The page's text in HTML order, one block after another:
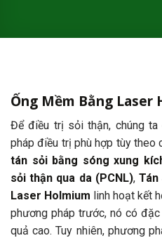
Ống Mềm Bằng Laser
Để điều trị sỏi thận, chúng
pháp điều trị phù hợp tùy theo
tán sỏi bằng sóng xung
sỏi thận qua da (PCNL), Tán
Laser Holmium linh hoạt kết
phương pháp trước, nó có
quả cao. Tuy nhiên, phương